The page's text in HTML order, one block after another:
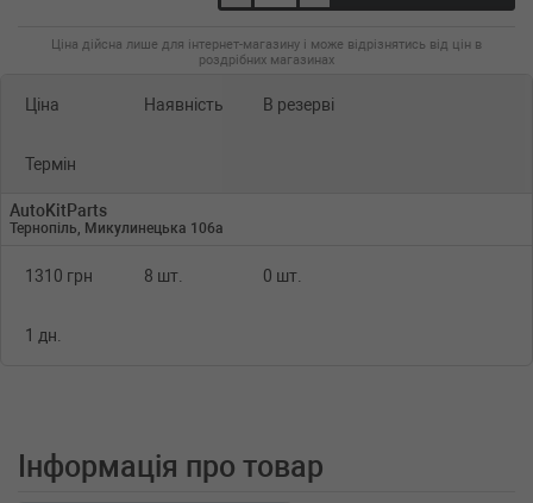
Ціна дійсна лише для інтернет-магазину і може відрізнятись від цін в
роздрібних магазинах
Ціна Наявність В резерві
Термін
AutoKitParts
Тернопіль, Микулинецька 106а
1310 грн 8 шт. 0 шт.
1 дн.
Інформація про товар